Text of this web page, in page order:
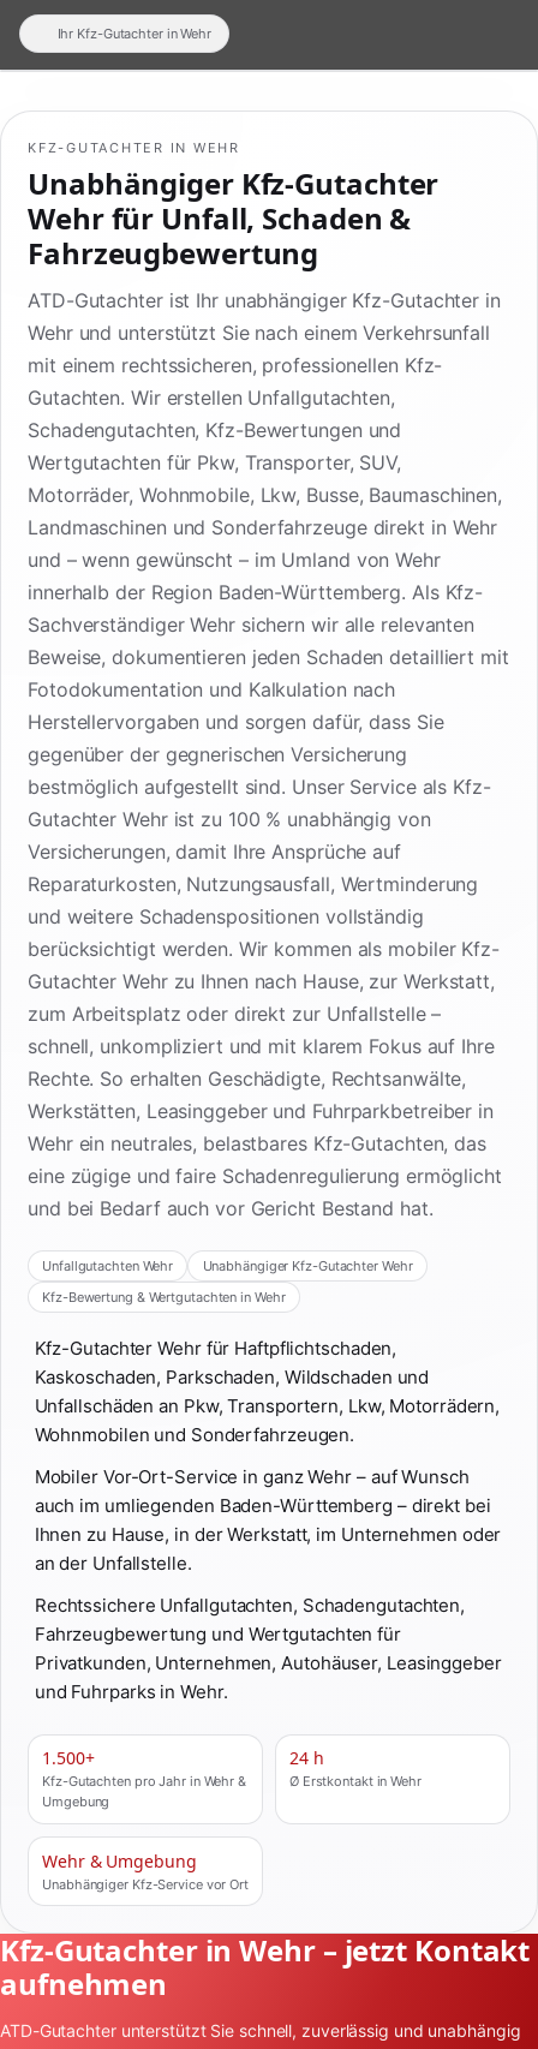
KFZ-GUTACHTER IN WEHR
Unabhängiger Kfz-Gutachter
Wehr für Unfall, Schaden &
Fahrzeugbewertung
ATD-Gutachter ist Ihr unabhängiger Kfz-Gutachter in
Wehr und unterstützt Sie nach einem Verkehrsunfall
mit einem rechtssicheren, professionellen Kfz-
Gutachten. Wir erstellen Unfallgutachten,
Schadengutachten, Kfz-Bewertungen und
Wertgutachten für Pkw, Transporter, SUV,
Motorräder, Wohnmobile, Lkw, Busse, Baumaschinen,
Landmaschinen und Sonderfahrzeuge direkt in Wehr
und – wenn gewünscht – im Umland von Wehr
innerhalb der Region Baden-Württemberg. Als Kfz-
Sachverständiger Wehr sichern wir alle relevanten
Beweise, dokumentieren jeden Schaden detailliert mit
Fotodokumentation und Kalkulation nach
Herstellervorgaben und sorgen dafür, dass Sie
gegenüber der gegnerischen Versicherung
bestmöglich aufgestellt sind. Unser Service als Kfz-
Gutachter Wehr ist zu 100 % unabhängig von
Versicherungen, damit Ihre Ansprüche auf
Reparaturkosten, Nutzungsausfall, Wertminderung
und weitere Schadenspositionen vollständig
berücksichtigt werden. Wir kommen als mobiler Kfz-
Gutachter Wehr zu Ihnen nach Hause, zur Werkstatt,
zum Arbeitsplatz oder direkt zur Unfallstelle –
schnell, unkompliziert und mit klarem Fokus auf Ihre
Rechte. So erhalten Geschädigte, Rechtsanwälte,
Werkstätten, Leasinggeber und Fuhrparkbetreiber in
Wehr ein neutrales, belastbares Kfz-Gutachten, das
eine zügige und faire Schadenregulierung ermöglicht
und bei Bedarf auch vor Gericht Bestand hat.
Unfallgutachten Wehr
Unabhängiger Kfz-Gutachter Wehr
Kfz-Bewertung & Wertgutachten in Wehr
Kfz-Gutachter Wehr für Haftpflichtschaden,
Kaskoschaden, Parkschaden, Wildschaden und
Unfallschäden an Pkw, Transportern, Lkw, Motorrädern,
Wohnmobilen und Sonderfahrzeugen.
Mobiler Vor-Ort-Service in ganz Wehr – auf Wunsch
auch im umliegenden Baden-Württemberg – direkt bei
Ihnen zu Hause, in der Werkstatt, im Unternehmen oder
an der Unfallstelle.
Rechtssichere Unfallgutachten, Schadengutachten,
Fahrzeugbewertung und Wertgutachten für
Privatkunden, Unternehmen, Autohäuser, Leasinggeber
und Fuhrparks in Wehr.
1.500+
Kfz-Gutachten pro Jahr in Wehr &
Umgebung
24 h
Ø Erstkontakt in Wehr
Wehr & Umgebung
Unabhängiger Kfz-Service vor Ort
Ihr Kfz-Gutachter in Wehr
Kfz-Gutachter in Wehr – jetzt Kontakt
aufnehmen
ATD-Gutachter unterstützt Sie schnell, zuverlässig und unabhängig